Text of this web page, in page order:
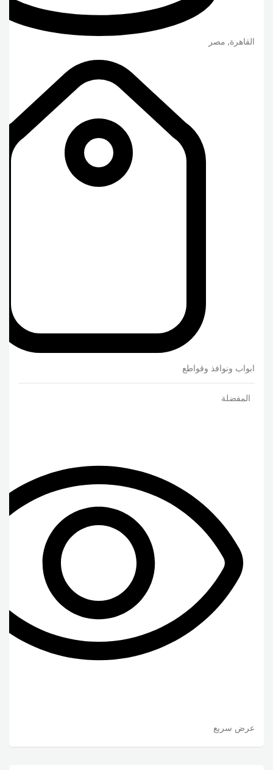
القاهرة, مصر
ابواب ونوافذ وقواطع
المفضلة
عرض سريع